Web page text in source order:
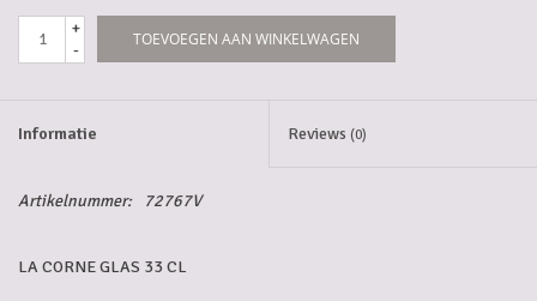
Streekproducten/Diverse
+
-
TOEVOEGEN AAN WINKELWAGEN
Informatie Reviews (0)
Artikelnummer: 72767V
LA CORNE GLAS 33 CL